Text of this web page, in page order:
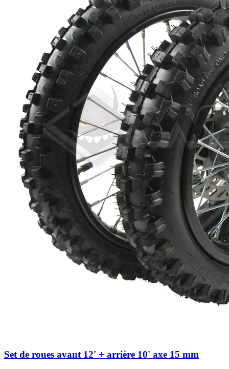
Set de roues avant 12' + arrière 10' axe 15 mm